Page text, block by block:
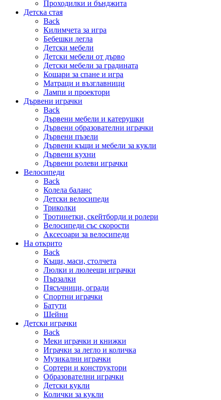
Проходилки и бънджита
Детска стая
Back
Килимчета за игра
Бебешки легла
Детски мебели
Детски мебели от дърво
Детски мебели за градината
Кошари за спане и игра
Матраци и възглавници
Лампи и проектори
Дървени играчки
Back
Дървени мебели и катерушки
Дървени образователни играчки
Дървени пъзели
Дървени къщи и мебели за кукли
Дървени кухни
Дървени ролеви играчки
Велосипеди
Back
Колела баланс
Детски велосипеди
Триколки
Тротинетки, скейтборди и ролери
Велосипеди със скорости
Аксесоари за велосипеди
На открито
Back
Къщи, маси, столчета
Люлки и люлеещи играчки
Пързалки
Пясъчници, огради
Спортни играчки
Батути
Шейни
Детски играчки
Back
Меки играчки и книжки
Играчки за легло и количка
Музикални играчки
Сортери и конструктори
Образователни играчки
Детски кукли
Колички за кукли